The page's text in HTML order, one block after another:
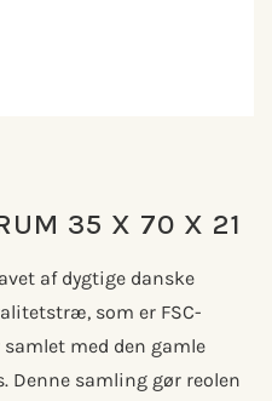
35 X 70 X 21
af dygtige danske
som er FSC-
med den gamle
Denne samling gør reolen